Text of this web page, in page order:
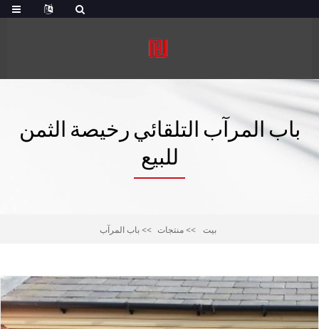
باب المرآب التلقائي رخيصة الثمن
للبيع
بيت منتجات باب المرآب